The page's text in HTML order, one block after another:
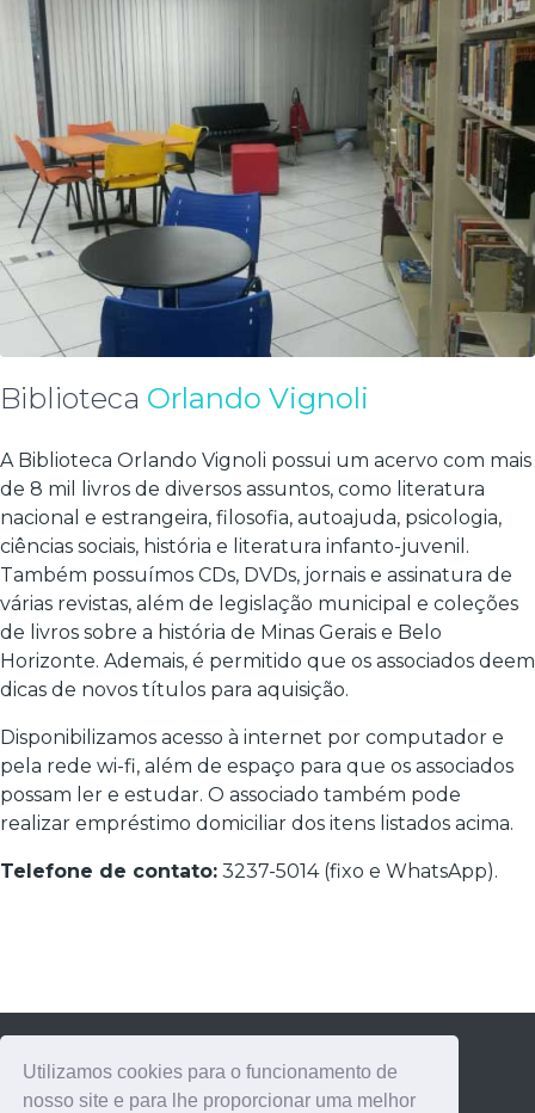
Utilizamos cookies para o funcionamento de
nosso site e para lhe proporcionar uma melhor
Biblioteca Orlando Vignoli
A Biblioteca Orlando Vignoli possui um acervo com mais
de 8 mil livros de diversos assuntos, como literatura
nacional e estrangeira, filosofia, autoajuda, psicologia,
ciências sociais, história e literatura infanto-juvenil.
Também possuímos CDs, DVDs, jornais e assinatura de
várias revistas, além de legislação municipal e coleções
de livros sobre a história de Minas Gerais e Belo
Horizonte. Ademais, é permitido que os associados deem
dicas de novos títulos para aquisição.
Disponibilizamos acesso à internet por computador e
pela rede wi-fi, além de espaço para que os associados
possam ler e estudar. O associado também pode
realizar empréstimo domiciliar dos itens listados acima.
Telefone de contato: 3237-5014 (fixo e WhatsApp).